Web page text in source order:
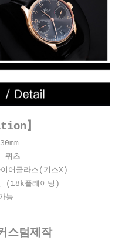
】
쿼츠
어글라스(기스X)
(18k플레이팅)
능
스텀제작